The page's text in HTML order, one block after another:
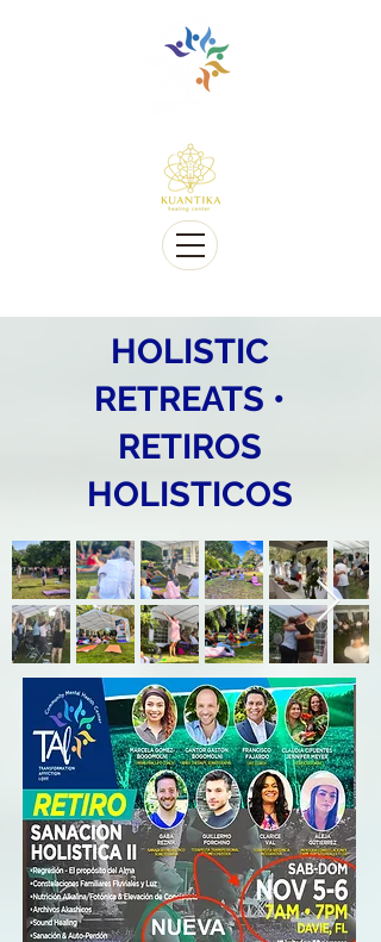
Multilingue e sensível a Diversidade cultural
Multi-Lingual and Sensitive to Cultural Diversity
HOLISTIC
RETREATS •
RETIROS
HOLISTICOS